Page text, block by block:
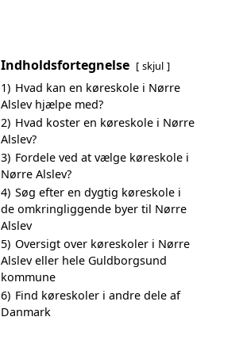
Indholdsfortegnelse skjul
1) Hvad kan en køreskole i Nørre
Alslev hjælpe med?
2) Hvad koster en køreskole i Nørre
Alslev?
3) Fordele ved at vælge køreskole i
Nørre Alslev?
4) Søg efter en dygtig køreskole i
de omkringliggende byer til Nørre
Alslev
5) Oversigt over køreskoler i Nørre
Alslev eller hele Guldborgsund
kommune
6) Find køreskoler i andre dele af
Danmark